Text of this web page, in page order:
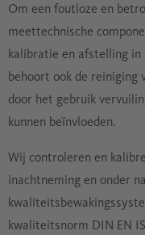
Om een foutloze en
meettechnische
kalibratie en afstelling
behoort ook de reiniging
door het gebruik
kunnen beïnvloeden.
Wij controleren en
inachtneming en onder
kwaliteitsnorm DIN EN